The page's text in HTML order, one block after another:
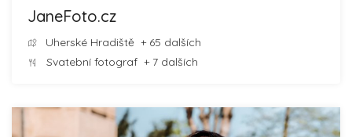
JaneFoto.cz
Uherské Hradiště + 65 dalších
Svatební fotograf + 7 dalších